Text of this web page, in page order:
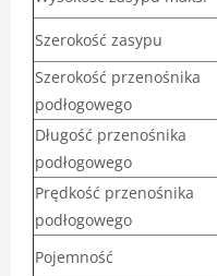
Szerokość zasypu
Szerokość przenośnika
podłogowego
Długość przenośnika
podłogowego
Prędkość przenośnika
podłogowego
Pojemność